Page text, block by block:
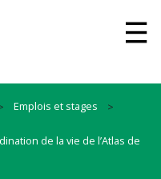
Emplois et stages
de la vie de l’Atlas de